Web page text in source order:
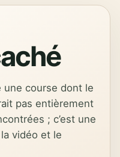
une course dont le
pas entièrement
; c’est une
vidéo et le